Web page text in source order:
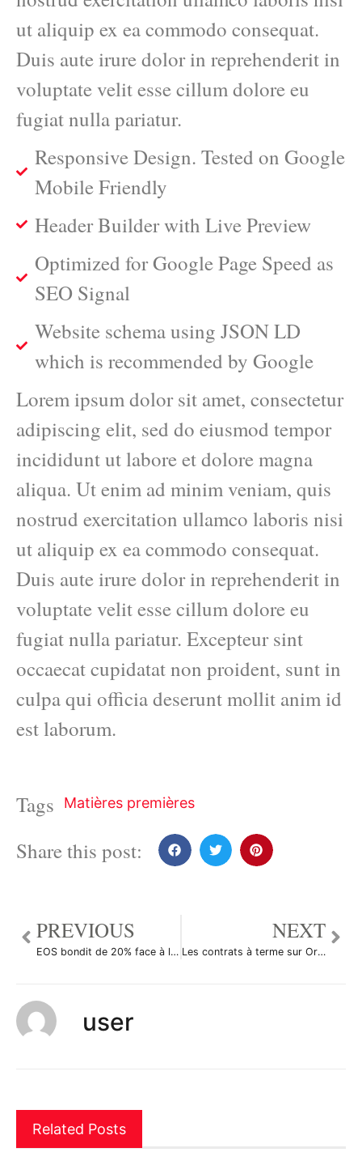
ut aliquip ex ea commodo consequat.
Duis aute irure dolor in reprehenderit in
voluptate velit esse cillum dolore eu
fugiat nulla pariatur.
Responsive Design. Tested on Google
Mobile Friendly
Header Builder with Live Preview
Optimized for Google Page Speed as
SEO Signal
Website schema using JSON LD
which is recommended by Google
Lorem ipsum dolor sit amet, consectetur
adipiscing elit, sed do eiusmod tempor
incididunt ut labore et dolore magna
aliqua. Ut enim ad minim veniam, quis
nostrud exercitation ullamco laboris nisi
ut aliquip ex ea commodo consequat.
Duis aute irure dolor in reprehenderit in
voluptate velit esse cillum dolore eu
fugiat nulla pariatur. Excepteur sint
occaecat cupidatat non proident, sunt in
culpa qui officia deserunt mollit anim id
est laborum.
Tags Matières premières
Share this post:
PREVIOUS
EOS bondit de 20% face à la domination des acheteurs
NEXT
Les contrats à terme sur Or ont augmenté durant la séance en Asie
user
Related Posts